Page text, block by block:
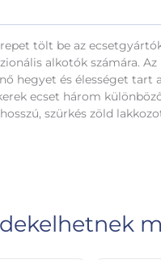
tölt be az
alkotók számára.
hegyet és élességet
ecset három
szürkés zöld